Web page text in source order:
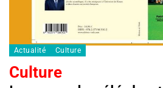
Actualité Culture
Culture